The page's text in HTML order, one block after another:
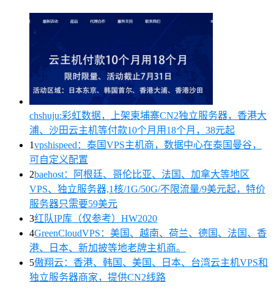
chshuju:彩虹数据，上架柬埔寨CN2独立服务器，香港大
浦、沙田云主机等付款10个月用18个月，38元起
1vpshispeed：泰国VPS主机商，数据中心在泰国曼谷，
可自定义配置
2baehost：阿根廷、哥伦比亚、法国、加拿大等地区
VPS、独立服务器,1核/1G/50G/不限流量/9美元起，特价
服务器只需要59美元
3红队IP库（仅参考）HW2020
4GreenCloudVPS：美国、越南、荷兰、德国、法国、香
港、日本、新加披等地老牌主机商。
5傲翔云：香港、韩国、美国、日本、台湾云主机VPS和
独立服务器商家，提供CN2线路